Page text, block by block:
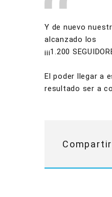
Y de nuevo
alcanzado los
¡¡¡1.200
El poder llegar a
resultado ser a
Compartir